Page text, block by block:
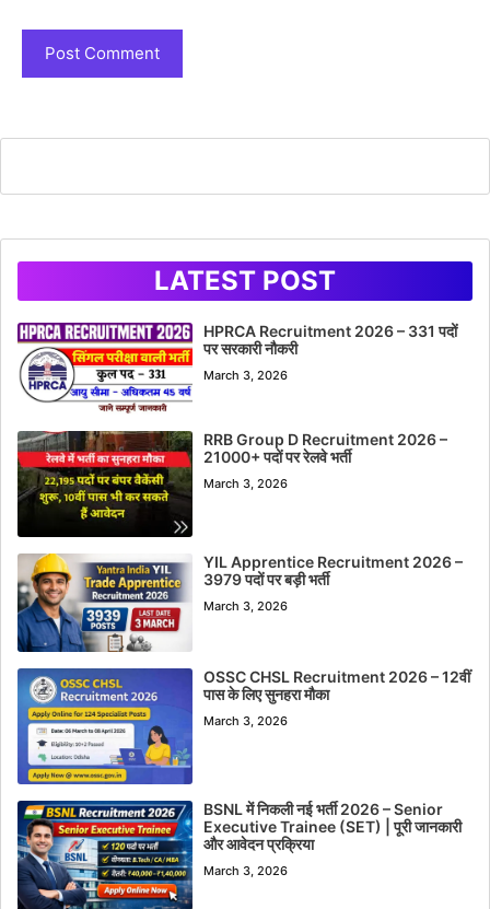
LATEST POST
HPRCA Recruitment 2026 – 331 पदों
पर सरकारी नौकरी
March 3, 2026
RRB Group D Recruitment 2026 –
21000+ पदों पर रेलवे भर्ती
March 3, 2026
YIL Apprentice Recruitment 2026 –
3979 पदों पर बड़ी भर्ती
March 3, 2026
OSSC CHSL Recruitment 2026 – 12वीं
पास के लिए सुनहरा मौका
March 3, 2026
BSNL में निकली नई भर्ती 2026 – Senior
Executive Trainee (SET) | पूरी जानकारी
और आवेदन प्रक्रिया
March 3, 2026